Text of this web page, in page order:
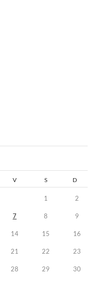
V S D
1 2
7 8 9
14 15 16
21 22 23
28 29 30